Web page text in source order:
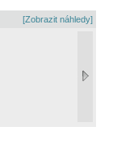
[Zobrazit náhledy]